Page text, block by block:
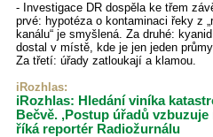
- Investigace DR dospěla ke třem
prvé: hypotéza o kontaminaci řeky z
kanálu“ je smyšlená. Za druhé:
dostal v místě, kde je jen jeden
Za třetí: úřady zatloukají a klamou.
iRozhlas:
iRozhlas: Hledání viníka
Bečvě. ‚Postup úřadů vzbuzuje
říká reportér Radiožurnálu